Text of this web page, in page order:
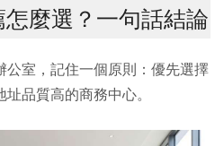
麼選？一句話結論
室，記住一個原則：優先選擇
品質高的商務中心。